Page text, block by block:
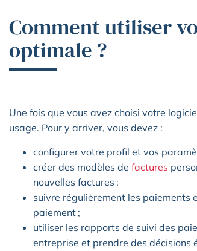
Comment utiliser
optimale ?
Une fois que vous avez choisi votre
usage. Pour y arriver, vous devez :
configurer votre profil et vos
créer des modèles de factures
nouvelles factures ;
suivre régulièrement les paiements
paiement ;
utiliser les rapports de suivi des
entreprise et prendre des décisions